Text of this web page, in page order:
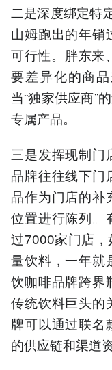
二是深度绑定特
山姆跑出的年销
可行性。胖东来
要差异化的商
当“独家供应商”
专属产品。
三是发挥现制门
品牌往往线下门
品作为门店的补
位置进行陈列。
过7000家门店
量饮料，一年就
饮咖啡品牌跨界
传统饮料巨头的
牌可以通过联名
的供应链和渠道资